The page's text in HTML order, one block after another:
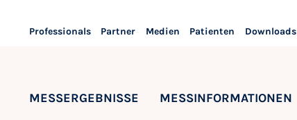
Professionals Partner Medien Patienten Downloads
MESSERGEBNISSE MESSINFORMATIONEN